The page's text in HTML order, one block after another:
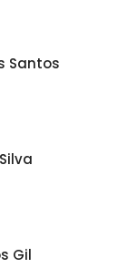
Santos
Gil